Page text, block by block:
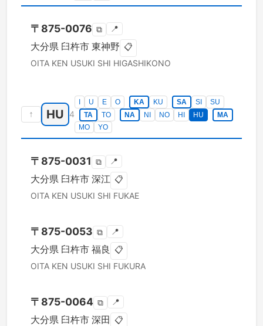
〒 875-0076 ⧉ 📍
大分県 臼杵市 東神野 📋
OITA KEN USUKI SHI HIGASHIKONO
↑ HU 4
U E O KA KU SA SI
SU
TA
TO NA NI NO HI HU
MA
MO
YO
〒 875-0031 ⧉ 📍
大分県 臼杵市 深江 📋
OITA KEN USUKI SHI FUKAE
〒 875-0053 ⧉ 📍
大分県 臼杵市 福良 📋
OITA KEN USUKI SHI FUKURA
〒 875-0064 ⧉ 📍
大分県 臼杵市 深田 📋